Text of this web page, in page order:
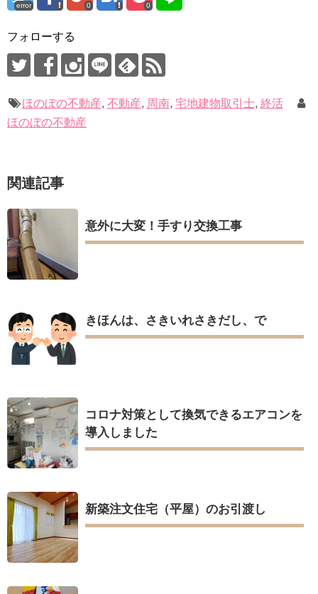
error 0 0
フォローする
ほのぼの不動産, 不動産, 周南, 宅地建物取引士, 終活
ほのぼの不動産
関連記事
意外に大変！手すり交換工事
きほんは、さきいれさきだし、で
コロナ対策として換気できるエアコンを
導入しました
新築注文住宅（平屋）のお引渡し